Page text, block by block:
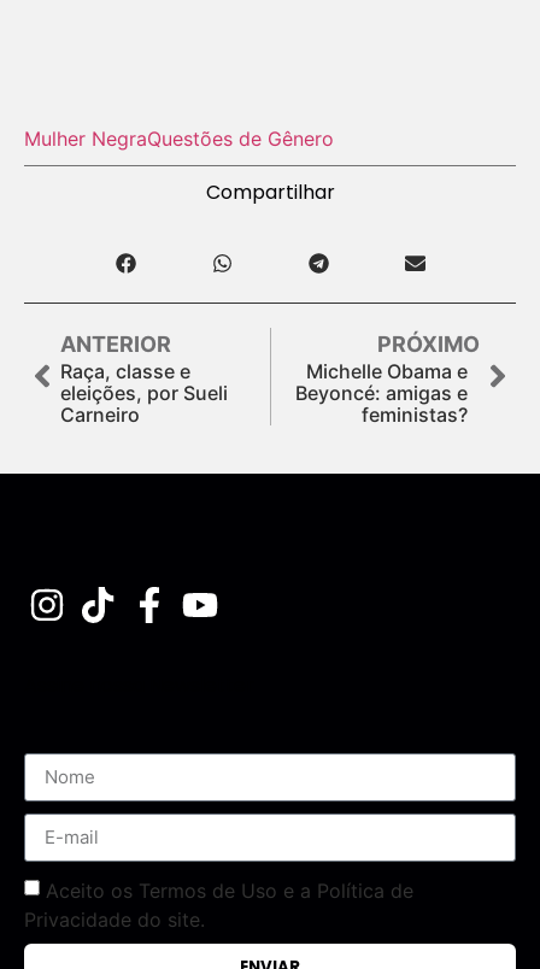
Mulher NegraQuestões de Gênero
Compartilhar
ANTERIOR
Raça, classe e
eleições, por Sueli
Carneiro
PRÓXIMO
Michelle Obama e
Beyoncé: amigas e
feministas?
Aceito os Termos de Uso e a Política de
Privacidade do site.